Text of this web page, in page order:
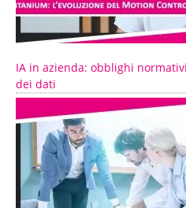
IA in azienda: obblighi
dei dati